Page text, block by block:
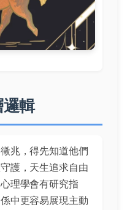
輯
兆，得先知道他們
護，天生追求自由
理學會有研究指
中更容易展現主動